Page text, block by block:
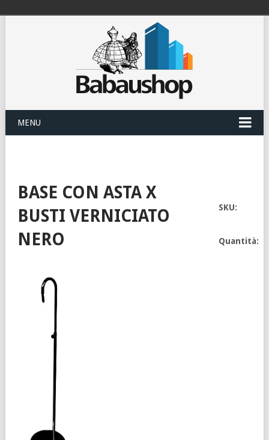
MENU
BASE CON ASTA X
BUSTI VERNICIATO
NERO
SKU:
Quantità: